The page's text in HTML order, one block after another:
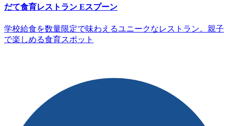
だて食育レストラン Eスプーン
学校給食を数量限定で味わえるユニークなレストラン。親子
で楽しめる食育スポット